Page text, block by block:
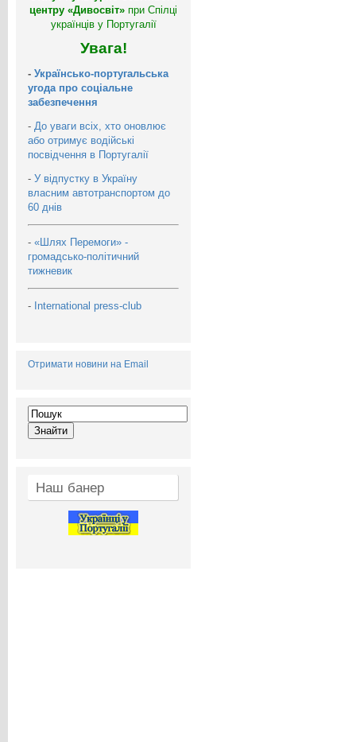
центру «Дивосвіт» при Спілці
українців у Португалії
Увага!
- Українсько-португальська
угода про соціальне
забезпечення
- До уваги всіх, хто оновлює
або отримує водійські
посвідчення в Португалії
- У відпустку в Україну
власним автотранспортом до
60 днів
- «Шлях Перемоги» -
громадсько-політичний
тижневик
- International press-club
Отримати новини на Email
Наш банер